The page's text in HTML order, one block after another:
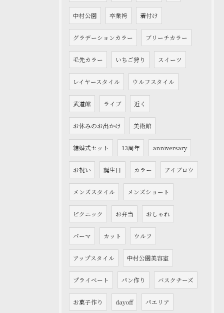
中村公園 卒業袴 着付け
グラデーションカラー ブリーチカラー
毛先カラー いちご狩り スイーツ
レイヤースタイル ウルフスタイル
武道館 ライブ 近く
お休みのお出かけ 美術館
結婚式セット 13周年 anniversary
お祝い 誕生日 カラー アイブロウ
メンズスタイル メンズショート
ピクニック お弁当 おしゃれ
パーマ カット ウルフ
アップスタイル 中村公園美容室
プライベート パン作り バスクチーズ
お菓子作り dayoff パエリア